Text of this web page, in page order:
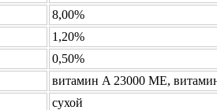
8,00%
1,20%
0,50%
витамин A 23000 МЕ,
сухой